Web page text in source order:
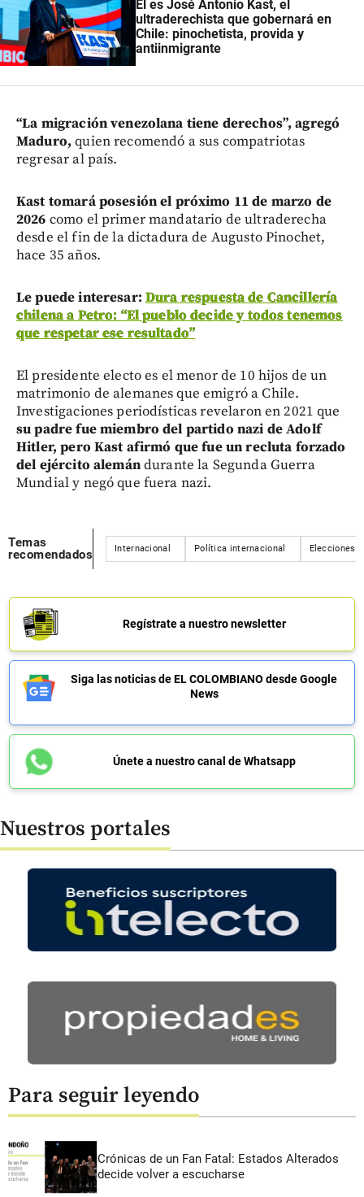
Él es José Antonio Kast, el
ultraderechista que gobernará en
Chile: pinochetista, provida y
antiinmigrante
“La migración venezolana tiene derechos”, agregó
Maduro,quien recomendó a sus compatriotas
regresar al país.
Kast tomará posesión el próximo 11 de marzo de
2026 como el primer mandatario de ultraderecha
desde el fin de la dictadura de Augusto Pinochet,
hace 35 años.
Le puede interesar: Dura respuesta de Cancillería
chilena a Petro: “El pueblo decide y todos tenemos
que respetar ese resultado”
El presidente electo es el menor de 10 hijos de un
matrimonio de alemanes que emigró a Chile.
Investigaciones periodísticas revelaron en 2021 que
su padre fue miembro del partido nazi de Adolf
Hitler, pero Kast afirmó que fue un recluta forzado
del ejército alemándurante la Segunda Guerra
Mundial y negó que fuera nazi.
Temas
recomendados
Internacional Política internacional Elecciones
Regístrate a nuestro newsletter
Siga las noticias de EL COLOMBIANO desde Google
News
Únete a nuestro canal de Whatsapp
Nuestros portales
Para seguir leyendo
Crónicas de un Fan Fatal: Estados Alterados
decide volver a escucharse